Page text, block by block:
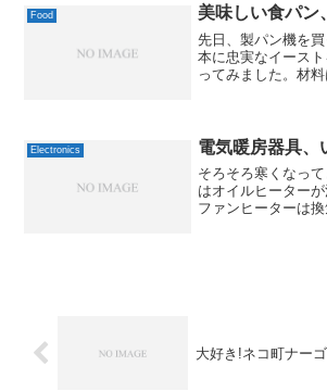
ズを使って、カメ
Food 美味しい食パン
先日、製パン機を
本に忠実なイース
ってみました。材
て、焼いてくれま
Electronics 電気暖房器具、
そろそろ寒くなっ
はオイルヒーター
ファンヒーターは
大好き!ネコ町ナーゴ